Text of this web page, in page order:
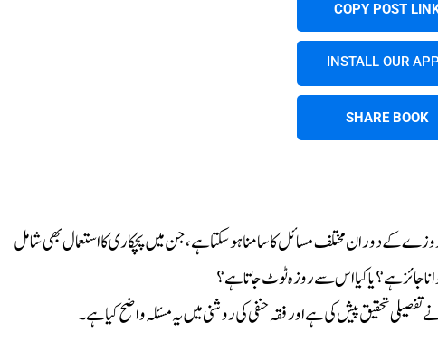
COPY POST
INSTALL OUR
SHARE BOOK
کے دوران مختلف مسائل کا سامنا ہوسکتا ہے، جن میں پچکاری کا استعمال بھی شامل
ہے؟ یا کیا اس سے روزہ ٹوٹ جاتا ہے؟
تحقیق پیش کی ہے اور فقہ حنفی کی روشنی میں یہ مسئلہ واضح کیا ہے۔